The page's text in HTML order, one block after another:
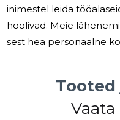
inimestel leida
hoolivad. Meie
sest hea personaalne
— oskustööjõu nappus,
palgihalduse ja
Tooted